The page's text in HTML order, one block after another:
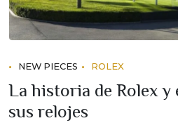
NEW PIECES ROLEX
La historia de Rolex y
sus relojes